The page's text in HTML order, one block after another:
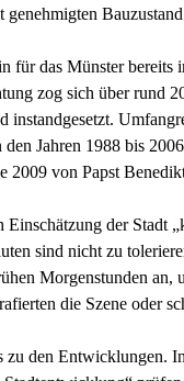
Bauzustand
für das Münster bereits
zog sich über rund
instandgesetzt.
Jahren 1988 bis
2009 von Papst
der Stadt
sind nicht zu
Morgenstunden an,
die Szene oder
zu den Entwicklungen.